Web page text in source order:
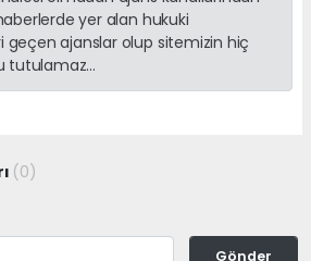
yer alan hukuki
ajanslar olup sitemizin hiç
tutulamaz...
(0)
Gönder